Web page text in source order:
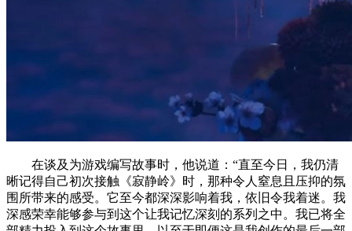
在谈及为游戏编写故事时，他说道：“直至今日，我仍清
晰记得自己初次接触《寂静岭》时，那种令人窒息且压抑的氛
围所带来的感受。它至今都深深影响着我，依旧令我着迷。我
深感荣幸能够参与到这个让我记忆深刻的系列之中。我已将全